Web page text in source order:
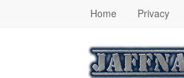
Home Privacy